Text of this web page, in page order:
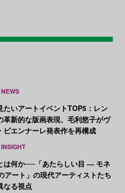
NEWS
たいアートイベントTOP5：レン
革新的な版画表現、毛利悠子がヴ
ビエンナーレ発表作を再構成
INSIGHT
は何か──「あたらしい目 ― モネ
アート」の現代アーティストたち
なる視点